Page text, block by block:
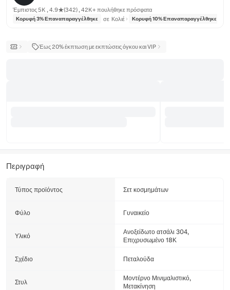
Έμπιστος 5K , 4.9★(342) , 42K+ πουλήθηκε πρόσφατα
Κορυφή 3% Επαναπαραγγέλθηκε σε Κολιέ Κορυφή 10% Επαναπαραγγέλθηκε
Έως 20% έκπτωση με εκπτώσεις όγκου και VIP
Περιγραφή
Τύπος προϊόντος Σετ κοσμημάτων
Φύλο Γυναικείο
Υλικό
Ανοξείδωτο ατσάλι 304,
Επιχρυσωμένο 18Κ
Σχέδιο Πεταλούδα
Στυλ
Μοντέρνο Μινιμαλιστικό,
Μετακίνηση